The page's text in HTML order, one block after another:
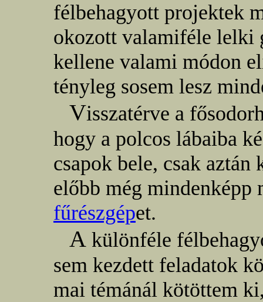
félbehagyott projektek
okozott valamiféle lelki
kellene valami módon
tényleg sosem lesz
Visszatérve a
hogy a polcos lábaiba
csapok bele, csak
előbb még mindenképp
fűrészgépet.
A különféle
sem kezdett feladatok
mai témánál kötöttem